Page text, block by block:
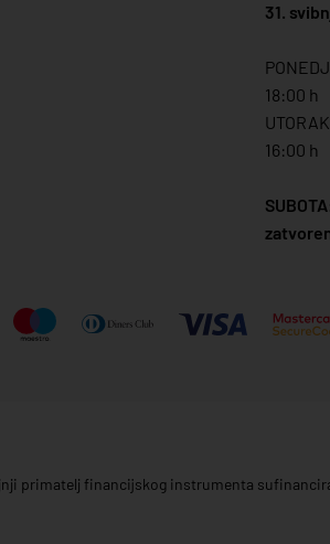
31.
18:00 h
16:00 h
primatelj financijskog instrumenta